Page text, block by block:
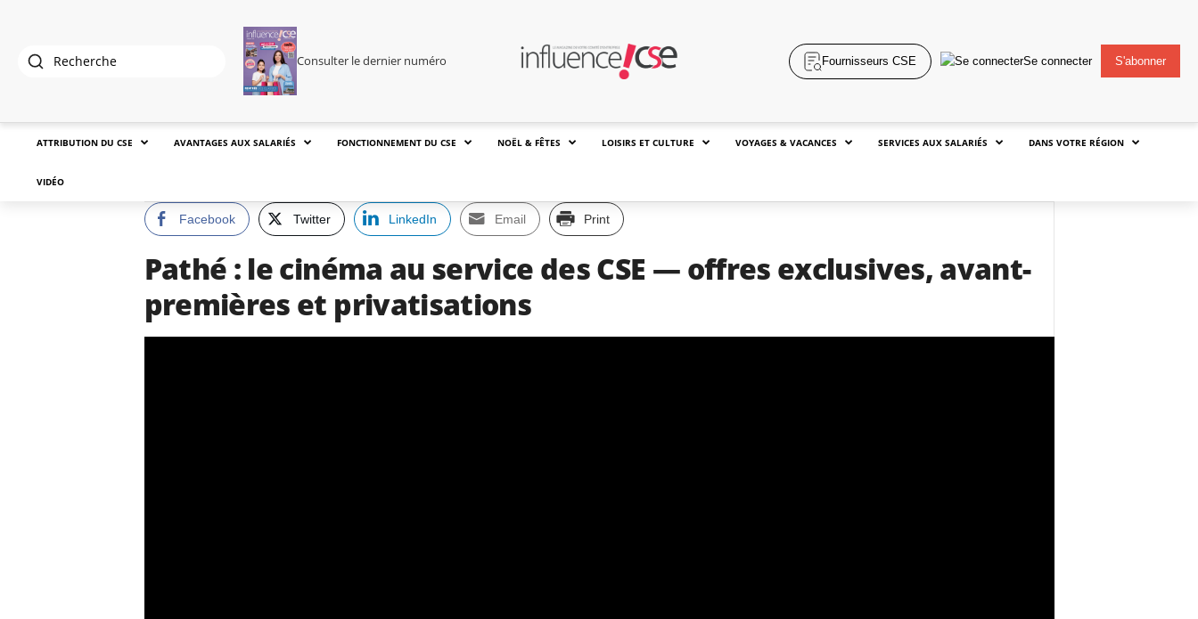
Consulter le dernier numéro Fournisseurs CSE Se connecter S'abonner
ATTRIBUTION DU CSE AVANTAGES AUX SALARIÉS FONCTIONNEMENT DU CSE NOËL & FÊTES LOISIRS ET CULTURE VOYAGES & VACANCES SERVICES AUX SALARIÉS DANS VOTRE RÉGION
VIDÉO
Facebook Twitter LinkedIn Email Print
Pathé : le cinéma au service des CSE — offres exclusives, avant-
premières et privatisations